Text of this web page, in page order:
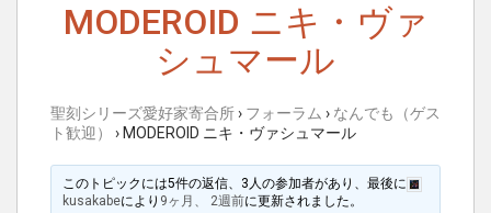
MODEROID ニキ・ヴァ
シュマール
聖刻シリーズ愛好家寄合所› フォーラム › なんでも（ゲス
ト歓迎）
› MODEROID ニキ・ヴァシュマール
このトピックには5件の返信、3人の参加者があり、最後に
kusakabeにより 9ヶ月、 2週前に更新されました。